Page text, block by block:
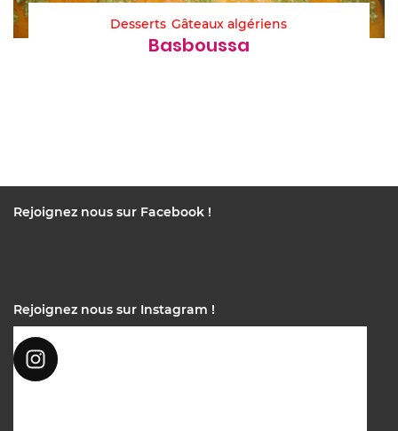
Desserts Gâteaux algériens
Basboussa
Rejoignez nous sur Facebook !
Rejoignez nous sur Instagram !